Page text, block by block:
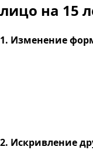
лицо на 15
1. Изменение
2. Искривление